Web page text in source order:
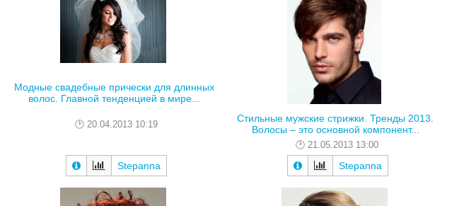
Модные свадебные прически для длинных
волос. Главной тенденцией в мире...
20.04.2013 10:19
Stepanna
Стильные мужские стрижки. Тренды 2013.
Волосы – это основной компонент...
21.05.2013 13:00
Stepanna